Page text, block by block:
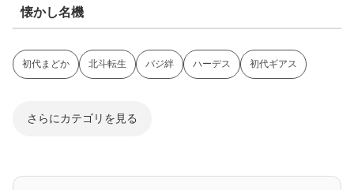
懐かし名機
初代まどか 北斗転生 バジ絆 ハーデス 初代ギアス
さらにカテゴリを見る